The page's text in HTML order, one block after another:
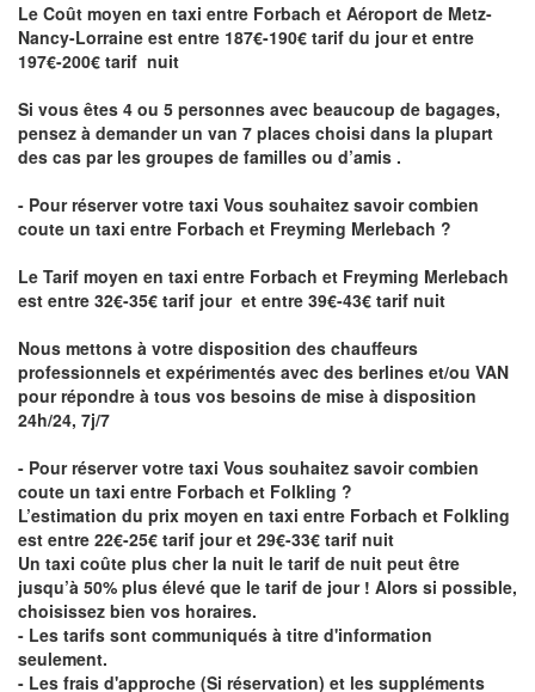
Le Coût moyen en taxi entre Forbach et Aéroport de Metz-
Nancy-Lorraine est entre 187€-190€ tarif du jour et entre
197€-200€ tarif nuit
Si vous êtes 4 ou 5 personnes avec beaucoup de bagages,
pensez à demander un van 7 places choisi dans la plupart
des cas par les groupes de familles ou d’amis .
- Pour réserver votre taxi Vous souhaitez savoircombien
coute un taxi entre Forbach et Freyming Merlebach ?
Le Tarif moyen en taxi entre Forbach et Freyming Merlebach
est entre 32€-35€ tarif jour et entre 39€-43€ tarif nuit
Nous mettons à votre disposition des chauffeurs
professionnels et expérimentés avec des berlines et/ou VAN
pour répondre à tous vos besoins de mise à disposition
24h/24, 7j/7
- Pour réserver votre taxi Vous souhaitez savoircombien
coute un taxi entre Forbach et Folkling ?
L’estimation du prix moyen en taxi entre Forbach et Folkling
est entre 22€-25€ tarif jour et 29€-33€ tarif nuit
Un taxi coûte plus cher la nuit le tarif de nuit peut être
jusqu’à 50% plus élevé que le tarif de jour ! Alors si possible,
choisissez bien vos horaires.
- Les tarifs sont communiqués à titre d'information
seulement.
- Les frais d'approche (Si réservation) et les suppléments